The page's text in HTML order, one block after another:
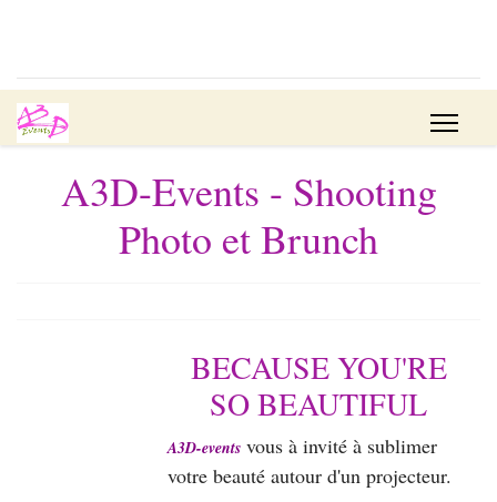
A3D-Events - Shooting
Photo et Brunch
BECAUSE YOU'RE
SO BEAUTIFUL
A3D-events vous à invité à sublimer
votre beauté autour d'un projecteur.